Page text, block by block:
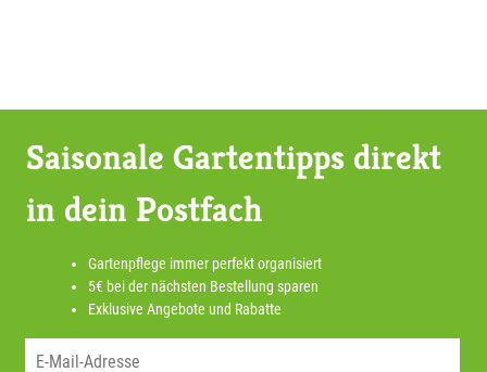
Saisonale Gartentipps direkt
in dein Postfach
Gartenpflege immer perfekt organisiert
5€ bei der nächsten Bestellung sparen
Exklusive Angebote und Rabatte